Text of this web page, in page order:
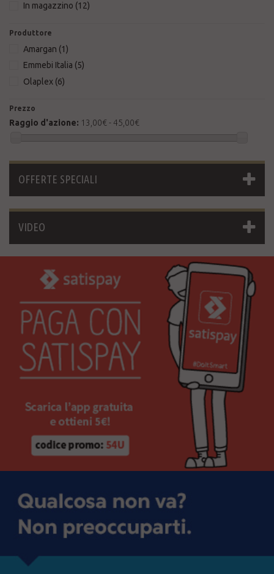
In magazzino (12)
Produttore
Amargan (1)
Emmebi Italia (5)
Olaplex (6)
Prezzo
Raggio d'azione: 13,00€ - 45,00€
OFFERTE SPECIALI
VIDEO